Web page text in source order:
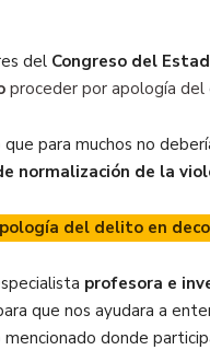
del Congreso del
proceder por apología del
para muchos no
normalización de la
del delito en
profesora e
que nos ayudara a
donde